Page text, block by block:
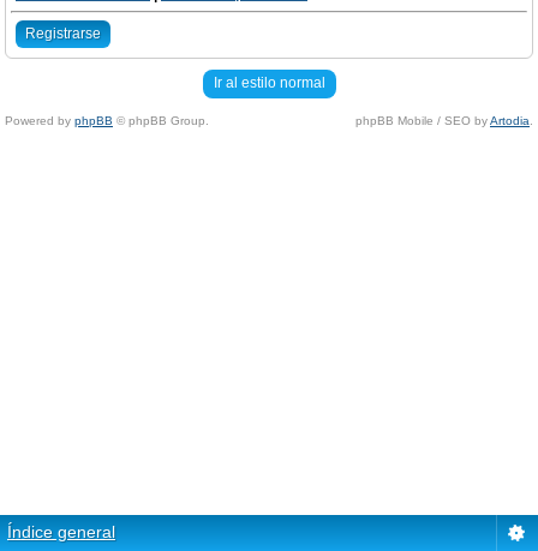
Registrarse
Ir al estilo normal
Powered by phpBB © phpBB Group. phpBB Mobile / SEO byArtodia
Índice general